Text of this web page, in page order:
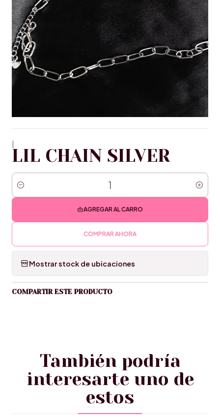
LIL CHAIN SILVER
Cantidad
AGREGAR AL CARRO
COMPRAR AHORA
Mostrar stock de ubicaciones
COMPARTIR ESTE PRODUCTO
También podría
interesarte uno de
estos